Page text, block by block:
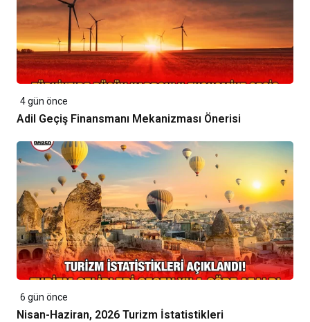
4 gün önce
Adil Geçiş Finansmanı Mekanizması Önerisi
6 gün önce
Nisan-Haziran, 2026 Turizm İstatistikleri